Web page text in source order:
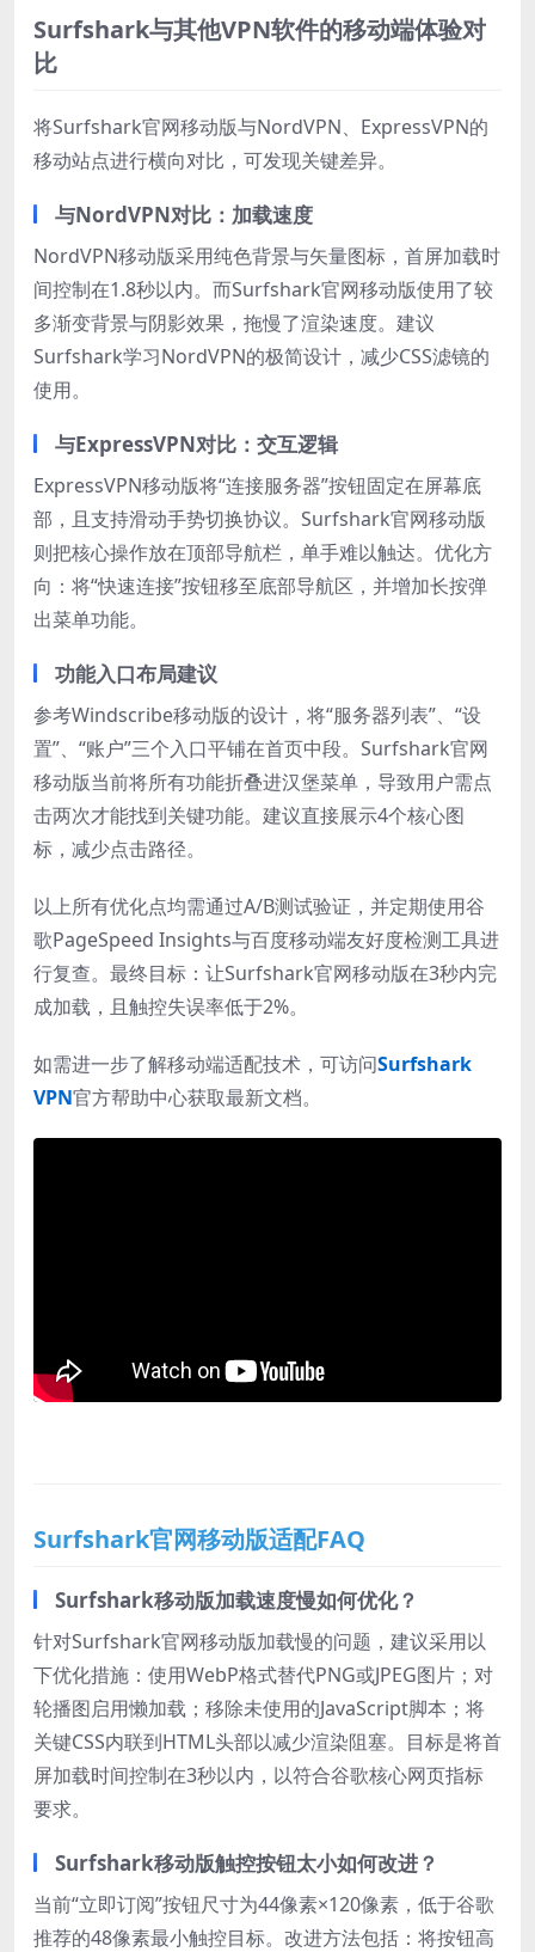
Surfshark与其他VPN软件的移动端体验对
比
将Surfshark官网移动版与NordVPN、ExpressVPN的
移动站点进行横向对比，可发现关键差异。
与NordVPN对比：加载速度
NordVPN移动版采用纯色背景与矢量图标，首屏加载时
间控制在1.8秒以内。而Surfshark官网移动版使用了较
多渐变背景与阴影效果，拖慢了渲染速度。建议
Surfshark学习NordVPN的极简设计，减少CSS滤镜的
使用。
与ExpressVPN对比：交互逻辑
ExpressVPN移动版将“连接服务器”按钮固定在屏幕底
部，且支持滑动手势切换协议。Surfshark官网移动版
则把核心操作放在顶部导航栏，单手难以触达。优化方
向：将“快速连接”按钮移至底部导航区，并增加长按弹
出菜单功能。
功能入口布局建议
参考Windscribe移动版的设计，将“服务器列表”、“设
置”、“账户”三个入口平铺在首页中段。Surfshark官网
移动版当前将所有功能折叠进汉堡菜单，导致用户需点
击两次才能找到关键功能。建议直接展示4个核心图
标，减少点击路径。
以上所有优化点均需通过A/B测试验证，并定期使用谷
歌PageSpeed Insights与百度移动端友好度检测工具进
行复查。最终目标：让Surfshark官网移动版在3秒内完
成加载，且触控失误率低于2%。
如需进一步了解移动端适配技术，可访问Surfshark
VPN官方帮助中心获取最新文档。
Surfshark官网移动版适配FAQ
Surfshark移动版加载速度慢如何优化？
针对Surfshark官网移动版加载慢的问题，建议采用以
下优化措施：使用WebP格式替代PNG或JPEG图片；对
轮播图启用懒加载；移除未使用的JavaScript脚本；将
关键CSS内联到HTML头部以减少渲染阻塞。目标是将首
屏加载时间控制在3秒以内，以符合谷歌核心网页指标
要求。
Surfshark移动版触控按钮太小如何改进？
当前“立即订阅”按钮尺寸为44像素×120像素，低于谷歌
推荐的48像素最小触控目标。改进方法包括：将按钮高